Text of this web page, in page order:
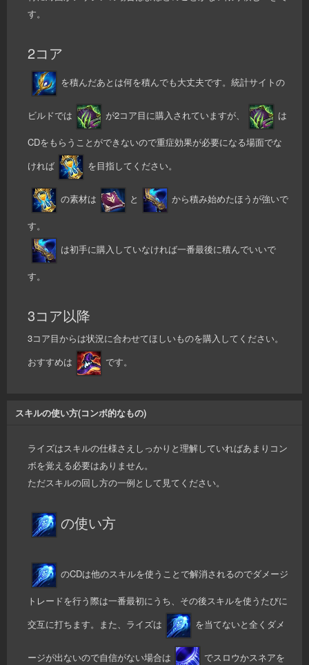
す。
2コア
を積んだあとは何を積んでも大丈夫です。統計サイトの
ビルドでは が2コア目に購入されていますが、 は
CDをもらうことができないので重症効果が必要になる場面でな
ければ
を目指してください。
の素材は と から積み始めたほうが強いで
す。
は初手に購入していなければ一番最後に積んでいいで
す。
3コア以降
3コア目からは状況に合わせてほしいものを購入してください。
おすすめは
です。
スキルの使い方(コンボ的なもの)
ライズはスキルの仕様さえしっかりと理解していればあまりコン
ボを覚える必要はありません。
ただスキルの回し方の一例として見てください。
の使い方
のCDは他のスキルを使うことで解消されるのでダメージ
トレードを行う際は一番最初にうち、その後スキルを使うたびに
交互に打ちます。また、ライズは
を当てないと全くダメ
ージが出ないので自信がない場合は でスロウかスネアを